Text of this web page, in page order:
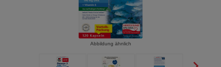
Abbildung ähnlich